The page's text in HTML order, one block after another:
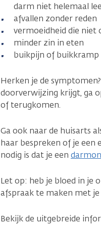
darm niet helemaal
afvallen zonder reden
vermoeidheid die niet
minder zin in eten
buikpijn of buikkramp
Herken je de
doorverwijzing krijgt, ga
of terugkomen.
Ga ook naar de huisarts
haar bespreken of je een
nodig is dat je een
Let op: heb je bloed in je
afspraak te maken met je
Bekijk de uitgebreide